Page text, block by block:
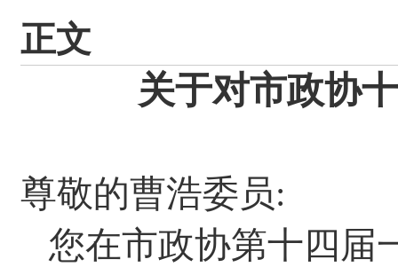
正文
关于对市政协
尊敬的曹浩委员:
您在市政协第十四届